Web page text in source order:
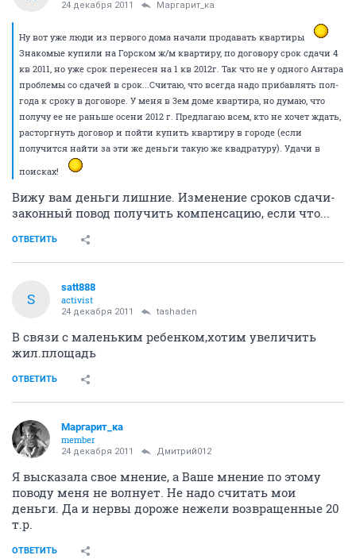
24 декабря 2011 Маргарит_ка
Ну вот уже люди из первого дома начали продавать квартиры
Знакомые купили на Горском ж/м квартиру, по договору срок сдачи 4
кв 2011, но уже срок перенесен на 1 кв 2012г. Так что не у одного Антара
проблемы со сдачей в срок...Считаю, что всегда надо прибавлять пол-
года к сроку в договоре. У меня в 3ем доме квартира, но думаю, что
получу ее не раньше осени 2012 г. Предлагаю всем, кто не хочет ждать,
расторгнуть договор и пойти купить квартиру в городе (если
получится найти за эти же деньги такую же квадратуру). Удачи в
поисках!
Вижу вам деньги лишние. Изменение сроков сдачи-
законный повод получить компенсацию, если что...
ОТВЕТИТЬ
S
satt888
activist
24 декабря 2011 tashaden
В связи с маленьким ребенком,хотим увеличить
жил.площадь
ОТВЕТИТЬ
Маргарит_ка
member
24 декабря 2011 Дмитрий012
Я высказала свое мнение, а Ваше мнение по этому
поводу меня не волнует. Не надо считать мои
деньги. Да и нервы дороже нежели возвращенные 20
т.р.
ОТВЕТИТЬ